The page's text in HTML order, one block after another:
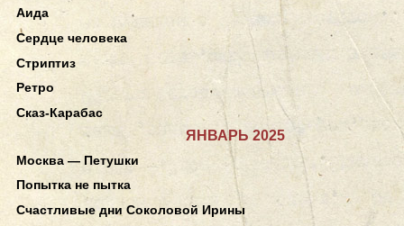
Аида
Сердце человека
Стриптиз
Ретро
Сказ-Карабас
ЯНВАРЬ 2025
Москва — Петушки
Попытка не пытка
Счастливые дни Соколовой Ирины